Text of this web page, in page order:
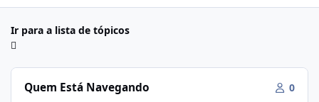
Ir para a lista de tópicos
Quem Está Navegando 0